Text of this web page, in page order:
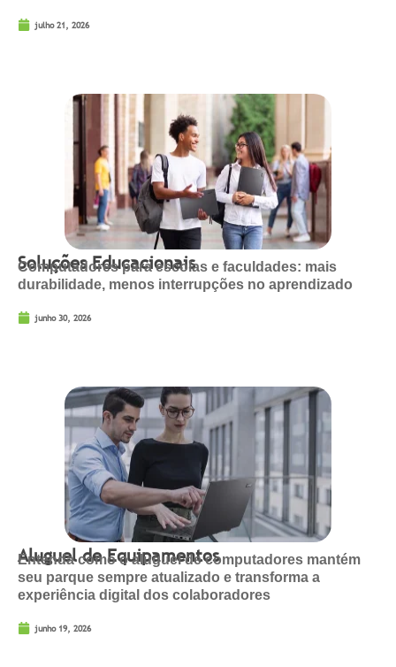
julho 21, 2026
Soluções Educacionais
Computadores para escolas e faculdades: mais
durabilidade, menos interrupções no aprendizado
junho 30, 2026
Aluguel de Equipamentos
Entenda como o aluguel de computadores mantém
seu parque sempre atualizado e transforma a
experiência digital dos colaboradores
junho 19, 2026